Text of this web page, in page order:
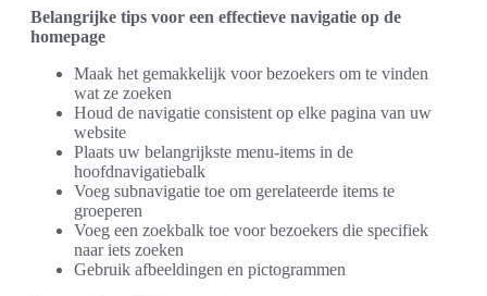
Belangrijke tips voor een effectieve navigatie op de
homepage
Maak het gemakkelijk voor bezoekers om te vinden
wat ze zoeken
Houd de navigatie consistent op elke pagina van uw
website
Plaats uw belangrijkste menu-items in de
hoofdnavigatiebalk
Voeg subnavigatie toe om gerelateerde items te
groeperen
Voeg een zoekbalk toe voor bezoekers die specifiek
naar iets zoeken
Gebruik afbeeldingen en pictogrammen